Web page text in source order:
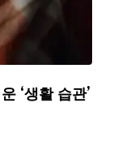
‘생활 습관’